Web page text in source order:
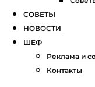
СОВЕТЫ
НОВОСТИ
ШЕФ
Реклама и
Контакты